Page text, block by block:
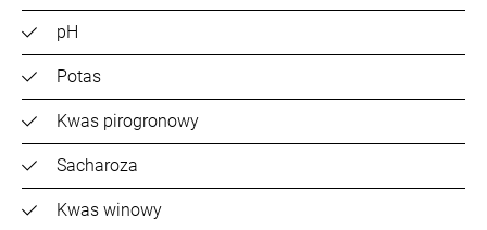
pH
Potas
Kwas pirogronowy
Sacharoza
Kwas winowy